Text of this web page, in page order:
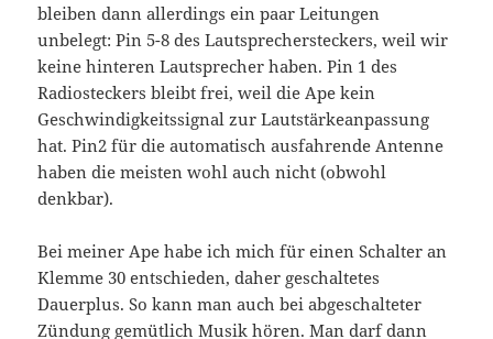
bleiben dann allerdings ein paar Leitungen
unbelegt: Pin 5-8 des Lautsprechersteckers, weil wir
keine hinteren Lautsprecher haben. Pin 1 des
Radiosteckers bleibt frei, weil die Ape kein
Geschwindigkeitssignal zur Lautstärkeanpassung
hat. Pin2 für die automatisch ausfahrende Antenne
haben die meisten wohl auch nicht (obwohl
denkbar).
Bei meiner Ape habe ich mich für einen Schalter an
Klemme 30 entschieden, daher geschaltetes
Dauerplus. So kann man auch bei abgeschalteter
Zündung gemütlich Musik hören. Man darf dann